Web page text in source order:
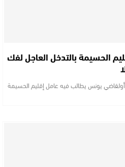
الحسيمة بالتدخل العاجل لفك
يونس يطالب فيه عامل إقليم الحسيمة